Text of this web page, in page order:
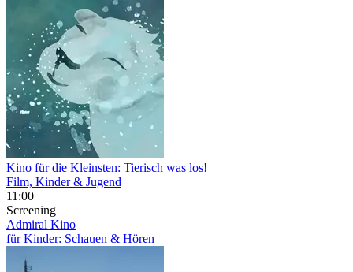
Kino für die Kleinsten: Tierisch was los!
Film, Kinder & Jugend
11:00
Screening
Admiral Kino
für Kinder: Schauen & Hören